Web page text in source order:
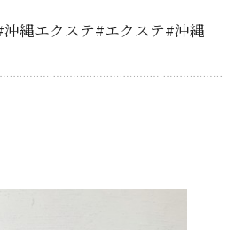
縄エクステ#エクステ#沖縄